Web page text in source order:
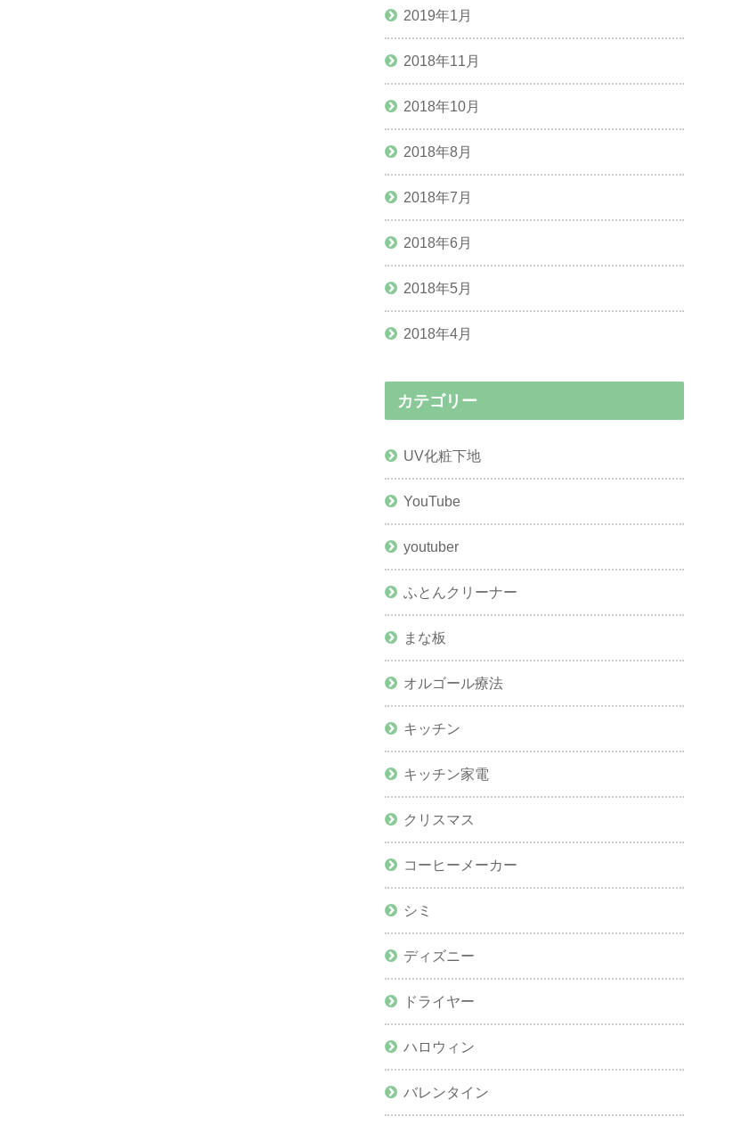
2019年1月
2018年11月
2018年10月
2018年8月
2018年7月
2018年6月
2018年5月
2018年4月
カテゴリー
UV化粧下地
YouTube
youtuber
ふとんクリーナー
まな板
オルゴール療法
キッチン
キッチン家電
クリスマス
コーヒーメーカー
シミ
ディズニー
ドライヤー
ハロウィン
バレンタイン